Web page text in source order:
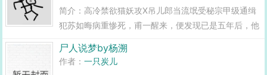
简介：高冷禁欲猫妖攻X吊儿郎当流氓受秘宗甲级通缉
犯苏如晦病重惨死，甫一醒来，便发现已是五年后，他
晦的生死宿敌，昆仑秘宗最负盛名的武官。昔日的天之
骄子，不知犯了什么错被废右腿，满身鞭伤...
尸人说梦by杨溯
作者：一只炭儿